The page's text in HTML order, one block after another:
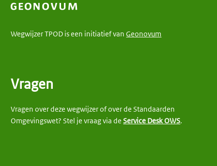
Wegwijzer TPOD is een initiatief vanGeonovum
Vragen
Vragen over deze wegwijzer of over de Standaarden
Omgevingswet? Stel je vraag via deService Desk OWS.